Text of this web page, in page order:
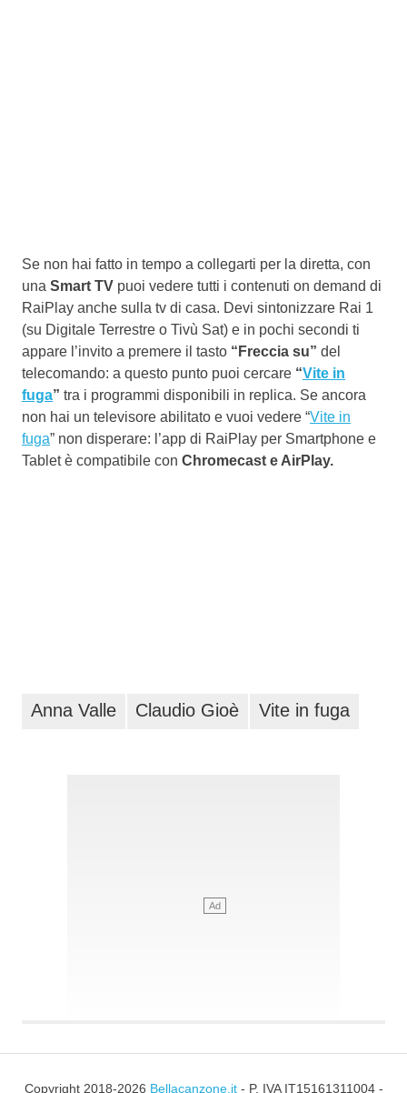
Se non hai fatto in tempo a collegarti per la diretta, con
una Smart TV puoi vedere tutti i contenuti on demand di
RaiPlay anche sulla tv di casa. Devi sintonizzare Rai 1
(su Digitale Terrestre o Tivù Sat) e in pochi secondi ti
appare l’invito a premere il tasto “Freccia su” del
telecomando: a questo punto puoi cercare “Vite in
fuga” tra i programmi disponibili in replica. Se ancora
non hai un televisore abilitato e vuoi vedere “Vite in
fuga” non disperare: l’app di RaiPlay per Smartphone e
Tablet è compatibile con Chromecast e AirPlay.
Anna Valle Claudio Gioè Vite in fuga
Copyright 2018-2026 Bellacanzone.it- P. IVA IT15161311004 -